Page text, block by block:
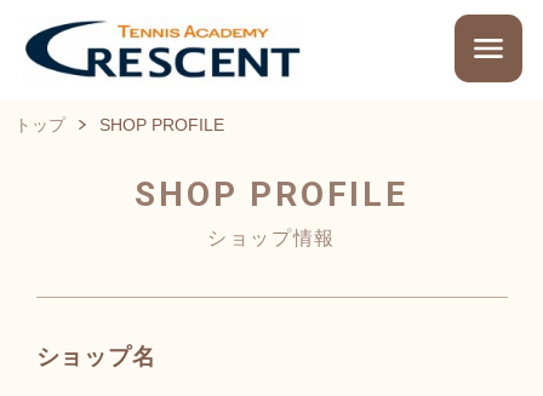
トップ SHOP PROFILE
SHOP PROFILE
ショップ情報
ショップ名